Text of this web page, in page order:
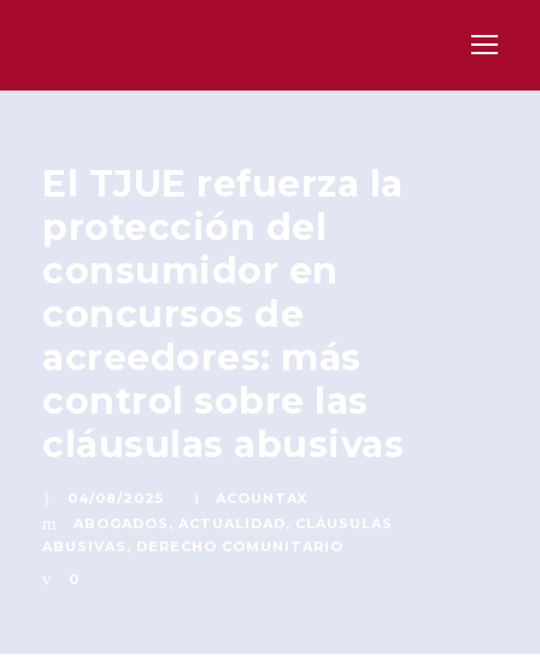
El TJUE refuerza la
protección del
consumidor en
concursos de
acreedores: más
control sobre las
cláusulas abusivas
04/08/2025
ACOUNTAX
ABOGADOS , ACTUALIDAD , CLÁUSULAS
ABUSIVAS , DERECHO COMUNITARIO
0